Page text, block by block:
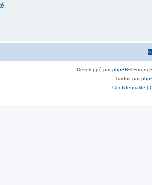
Développé parphpBB® Forum
Traduit par
Confidentialité |